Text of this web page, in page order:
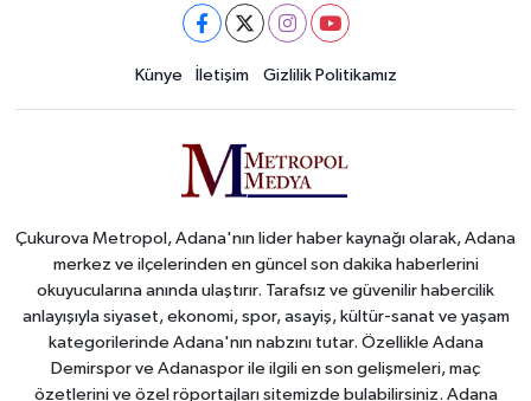
Künye İletişim Gizlilik Politikamız
Çukurova Metropol, Adana'nın lider haber kaynağı olarak, Adana
merkez ve ilçelerinden en güncel son dakika haberlerini
okuyucularına anında ulaştırır. Tarafsız ve güvenilir habercilik
anlayışıyla siyaset, ekonomi, spor, asayiş, kültür-sanat ve yaşam
kategorilerinde Adana'nın nabzını tutar. Özellikle Adana
Demirspor ve Adanaspor ile ilgili en son gelişmeleri, maç
özetlerini ve özel röportajları sitemizde bulabilirsiniz. Adana